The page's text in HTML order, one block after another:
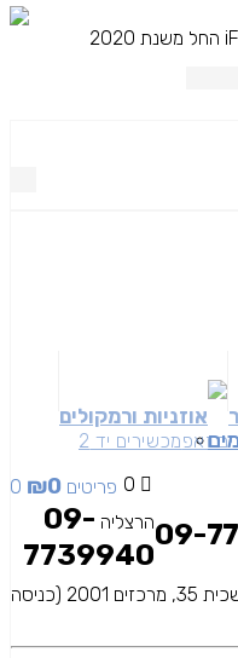
אוזניות ורמקולים
זאפמכשירים יד 2
0 0 פריטים ₪0
הרצליה 09-
7739940
משכית 35, מרכזים 2001 (כניסה